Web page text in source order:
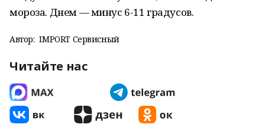
мороза. Днем — минус 6-11 градусов.
Автор: IMPORT Сервисный
Читайте нас